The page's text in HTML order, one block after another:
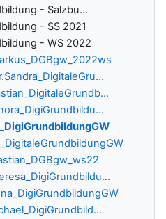
- Salzbu...
- SS 2021
- WS 2022